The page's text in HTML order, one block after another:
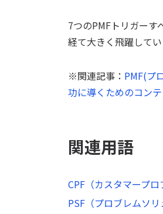
7つのPMFトリガーす
経て大きく飛躍してい
※関連記事： PMF(プ
功に導くためのコン
関連用語
CPF（カスタマープロ
PSF（プロブレムソリ